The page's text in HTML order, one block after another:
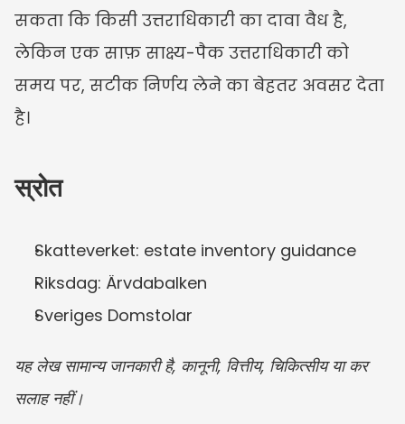
सकता कि किसी उत्तराधिकारी का दावा वैध है,
लेकिन एक साफ़ साक्ष्य-पैक उत्तराधिकारी को
समय पर, सटीक निर्णय लेने का बेहतर अवसर देता
है।
स्रोत
Skatteverket: estate inventory guidance
Riksdag: Ärvdabalken
Sveriges Domstolar
यह लेख सामान्य जानकारी है, कानूनी, वित्तीय, चिकित्सीय या कर
सलाह नहीं।